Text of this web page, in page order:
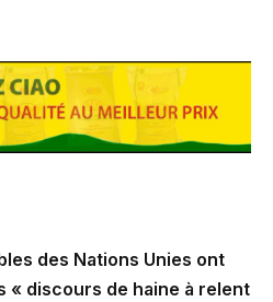
des Nations Unies ont
« discours de haine à relent